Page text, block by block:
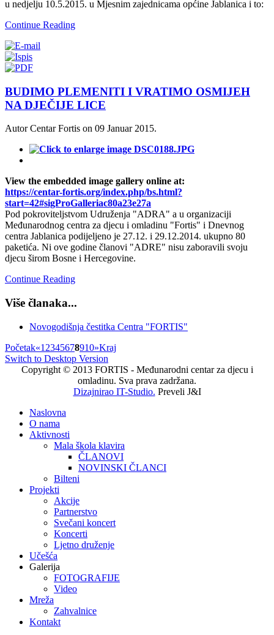
u nedjelju 10.5.2015. u Mjesnim zajednicama općine Jablanica i to:
Continue Reading
BUDIMO PLEMENITI I VRATIMO OSMIJEH
NA DJEČIJE LICE
Autor Centar Fortis on 09 Januar 2015.
View the embedded image gallery online at:
https://centar-fortis.org/index.php/bs.html?
start=42#sigProGalleriac80a23e27a
Pod pokroviteljstvom Udruženja "ADRA" a u organizaciji
Međunarodnog centra za djecu i omladinu "Fortis" i Dnevnog
centra Jablanica podijeljeno je 27.12. i 29.12.2014. ukupno 80
paketića. Ni ove godine članovi "ADRE" nisu zaboravili svoju
djecu širom Bosne i Hercegovine.
Continue Reading
Više članaka...
Novogodišnja čestitka Centra "FORTIS"
Početak«1 2345678910»Kraj
Switch to Desktop Version
Copyright © 2013 FORTIS - Međunarodni centar za djecu i
omladinu. Sva prava zadržana.
Dizajnirao IT-Studio. Preveli J&I
Naslovna
O nama
Aktivnosti
Mala škola klavira
ČLANOVI
NOVINSKI ČLANCI
Bilteni
Projekti
Akcije
Partnerstvo
Svečani koncert
Koncerti
Ljetno druženje
Učešća
Galerija
FOTOGRAFIJE
Video
Mreža
Zahvalnice
Kontakt